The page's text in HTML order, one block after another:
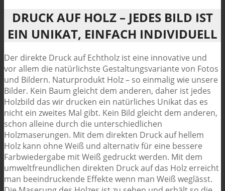
DRUCK AUF HOLZ – JEDES BILD IST
EIN UNIKAT, EINFACH INDIVIDUELL
Der direkte Druck auf Echtholz ist eine innovative und
vor allem die natürlichste Gestaltungsvariante von Fotos
und Bildern. Naturprodukt Holz – so einmalig wie unsere
Bilder. Kein Baum gleicht dem anderen, daher ist jedes
Holzbild das wir drucken ein natürliches Unikat das es
nicht ein zweites Mal gibt. Kein Bild gleicht dem anderen,
schon alleine durch die unterschiedlichen
Holzmaserungen. Mit dem direkten Druck auf hellem
Holz kann ohne Weiß und alternativ für eine bessere
Farbwiedergabe mit Weiß gedruckt werden. Mit dem
umweltfreundlichen direkten Druck auf das Holz erreicht
man beeindruckende Effekte wenn man Weiß weglässt.